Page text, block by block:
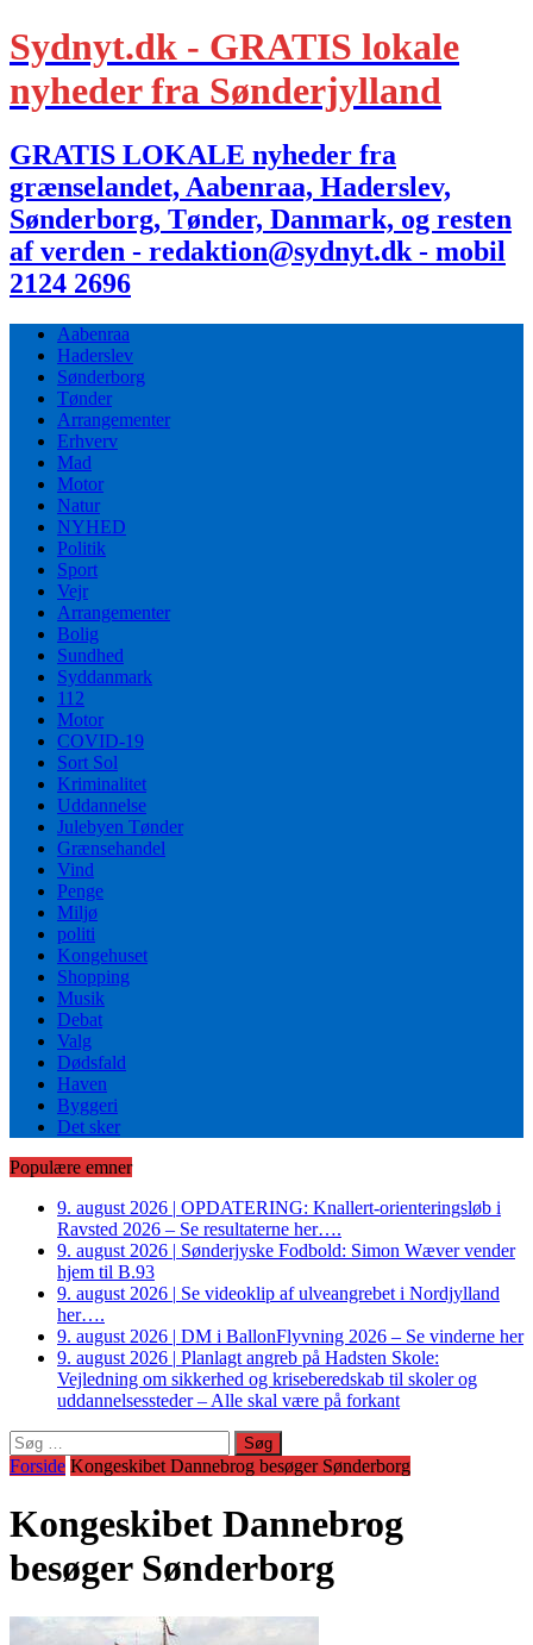
Sydnyt.dk - GRATIS lokale
nyheder fra Sønderjylland
GRATIS LOKALE nyheder fra
grænselandet, Aabenraa, Haderslev,
Sønderborg, Tønder, Danmark, og resten
af verden - redaktion@sydnyt.dk - mobil
2124 2696
Aabenraa
Haderslev
Sønderborg
Tønder
Arrangementer
Erhverv
Mad
Motor
Natur
NYHED
Politik
Sport
Vejr
Arrangementer
Bolig
Sundhed
Syddanmark
112
Motor
COVID-19
Sort Sol
Kriminalitet
Uddannelse
Julebyen Tønder
Grænsehandel
Vind
Penge
Miljø
politi
Kongehuset
Shopping
Musik
Debat
Valg
Dødsfald
Haven
Byggeri
Det sker
Populære emner
9. august 2026 | OPDATERING: Knallert-orienteringsløb i
Ravsted 2026 – Se resultaterne her….
9. august 2026 | Sønderjyske Fodbold: Simon Wæver vender
hjem til B.93
9. august 2026 | Se videoklip af ulveangrebet i Nordjylland
her….
9. august 2026 | DM i BallonFlyvning 2026 – Se vinderne her
9. august 2026 | Planlagt angreb på Hadsten Skole:
Vejledning om sikkerhed og kriseberedskab til skoler og
uddannelsessteder – Alle skal være på forkant
Søg
efter:
Forside Kongeskibet Dannebrog besøger Sønderborg
Kongeskibet Dannebrog
besøger Sønderborg